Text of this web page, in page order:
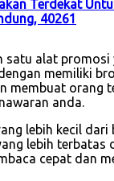
Terdekat
40261
satu alat promosi
memiliki
membuat orang
anda.
lebih kecil dari
lebih terbatas
cepat dan